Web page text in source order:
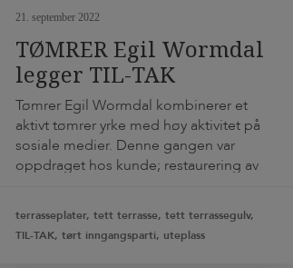
21. september 2022
TØMRER Egil Wormdal
legger TIL-TAK
Original
dreneringssystem for
første gang
Tømrer Egil Wormdal kombinerer et
aktivt tømrer yrke med høy aktivitet på
sosiale medier. Denne gangen var
oppdraget hos kunde; restaurering av
dette formålet ble TIL-TAK Original
terrasseplater med innbygget fall testet
terrasseplater, tett terrasse, tett terrassegulv,
TIL-TAK, tørt inngangsparti, uteplass